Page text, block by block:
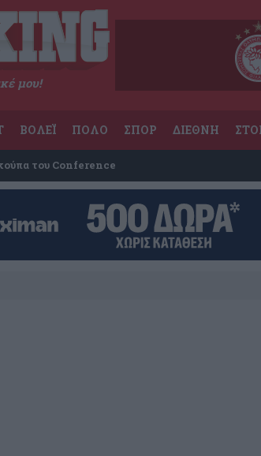
μου!
ΒΟΛΕΪ ΠΟΛΟ ΣΠΟΡ ΔΙΕΘΝΗ
του Conference